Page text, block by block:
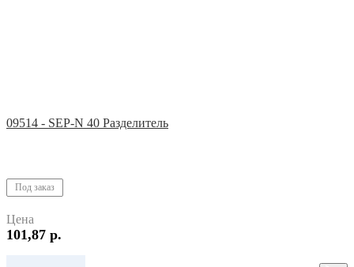
09514 - SEP-N 40 Разделитель
Под заказ
Цена
101,87 р.